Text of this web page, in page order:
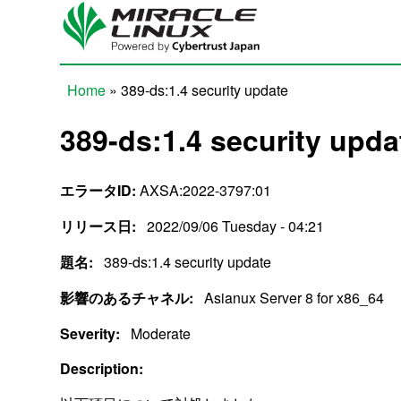
Skip to main content
Home » 389-ds:1.4 security update
389-ds:1.4 security
エラータID: AXSA:2022-3797:01
リリース日: 2022/09/06 Tuesday - 04:21
題名: 389-ds:1.4 security update
影響のあるチャネル: Asianux Server 8 for x86_64
Severity:
Moderate
Description: